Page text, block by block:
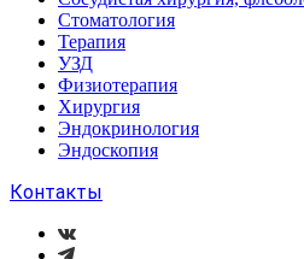
Стоматология
Терапия
УЗД
Физиотерапия
Хирургия
Эндокринология
Эндоскопия
Контакты